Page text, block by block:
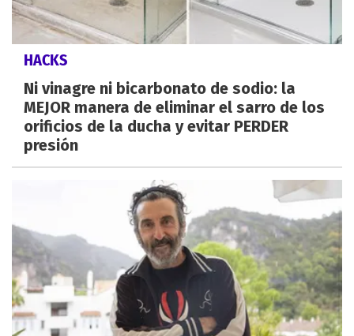
HACKS
Ni vinagre ni bicarbonato de sodio: la
MEJOR manera de eliminar el sarro de los
orificios de la ducha y evitar PERDER
presión